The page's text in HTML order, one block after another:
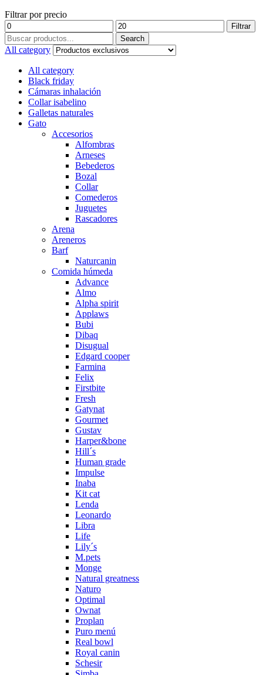
Filtrar por precio
Precio
mínimo
Precio
máximo
Filtrar
Search
for:
Search
All category
All category
Black friday
Cámaras inhalación
Collar isabelino
Galletas naturales
Gato
Accesorios
Alfombras
Arneses
Bebederos
Bozal
Collar
Comederos
Juguetes
Rascadores
Arena
Areneros
Barf
Naturcanin
Comida húmeda
Advance
Almo
Alpha spirit
Applaws
Bubi
Dibaq
Disugual
Edgard cooper
Farmina
Felix
Firstbite
Fresh
Gatynat
Gourmet
Gustav
Harper&bone
Hill´s
Human grade
Impulse
Inaba
Kit cat
Lenda
Leonardo
Libra
Life
Lily´s
M.pets
Monge
Natural greatness
Naturo
Optimal
Ownat
Proplan
Puro menú
Real bowl
Royal canin
Schesir